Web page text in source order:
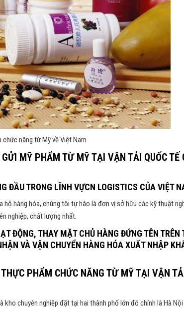
chức năng từ Mỹ về Việt Nam
MỸ PHẨM TỪ MỸ TẠI VẬN TẢI QUỐC TẾ
ĐẦU TRONG LĨNH VỰCN LOGISTICS CỦA VIỆT
hộ hàng hóa, chúng tôi tự hào là đơn vị sở hữu các kỹ thuật
nghiệp, chất lượng nhất.
ĐỘNG, THAY MẶT CHỦ HÀNG ĐỨNG TÊN TRÊN
VÀ VẬN CHUYỂN HÀNG HÓA XUẤT NHẬP
PHẨM CHỨC NĂNG TỪ MỸ TẠI VẬN TẢI
chuyên nghiệp đặt tại hai thành phố lớn đó chính là Hà Nội